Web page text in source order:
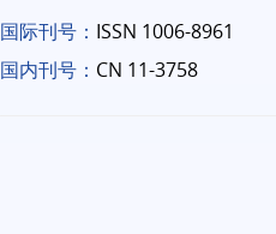
国际刊号： ISSN 1006-8961
国内刊号： CN 11-3758